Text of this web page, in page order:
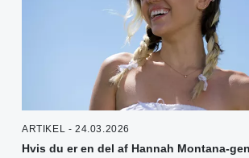
ARTIKEL - 24.03.2026
Hvis du er en del af Hannah Montana-